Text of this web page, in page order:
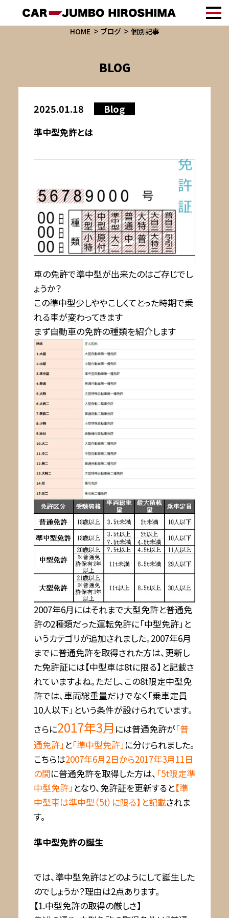
HOME ブログ 個別記事
BLOG
2025.01.18 Blog
準中型免許とは
車の免許で準中型が出来たのはご存じでし
ょうか？
この準中型少しややこしくてとった時期で乗
れる車が変わってきます
まず自動車の免許の種類を紹介します
2007年6月にはそれまで大型免許と普通免
許の2種類だった運転免許に「中型免許」と
いうカテゴリが追加されました。2007年6月
までに普通免許を取得された方は、更新し
た免許証には【中型車は8tに限る】と記載さ
れていますよね。ただし、この8t限定中型免
許では、車両総重量だけでなく「乗車定員
10人以下」という条件が設けられています。
さらに2017年3月 には普通免許が「普
通免許」 と「準中型免許」 に分けられました。
こちらは2007年6月2日から2017年3月11日
の間に普通免許を取得した方は、 「5t限定準
中型免許」 となり、免許証を更新すると【準
中型車は準中型（5t）に限る】と記載されま
す。
準中型免許の誕生
では、準中型免許はどのようにして誕生した
のでしょうか？理由は2点あります。
【1.中型免許の取得の厳しさ】